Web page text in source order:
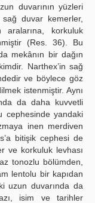
duvarının yüzleri
duvar kemerler,
korkuluk
(Res. 36). Bu
mekânın bir dağın
Narthex’in sağ
ve böylece göz
istenmiştir. Aynı
da daha kuvvetli
cephesinde yandaki
inen merdiven
bitişik cephesi de
ve korkuluk levhası
tonozlu bölümden,
lentolu bir kapıdan
uzun duvarında da
isim ve tarihler